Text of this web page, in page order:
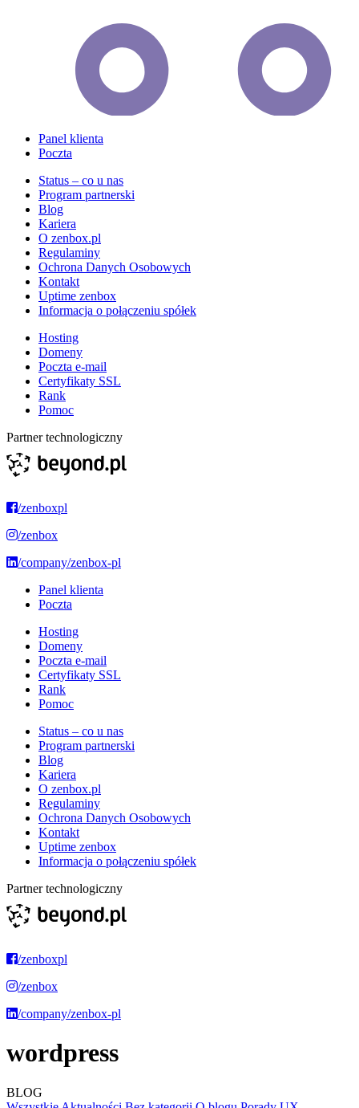
Panel klienta
Poczta
Status – co u nas
Program partnerski
Blog
Kariera
O zenbox.pl
Regulaminy
Ochrona Danych Osobowych
Kontakt
Uptime zenbox
Informacja o połączeniu spółek
Hosting
Domeny
Poczta e-mail
Certyfikaty SSL
Rank
Pomoc
Partner technologiczny
/zenboxpl
/zenbox
/company/zenbox-pl
Panel klienta
Poczta
Hosting
Domeny
Poczta e-mail
Certyfikaty SSL
Rank
Pomoc
Status – co u nas
Program partnerski
Blog
Kariera
O zenbox.pl
Regulaminy
Ochrona Danych Osobowych
Kontakt
Uptime zenbox
Informacja o połączeniu spółek
Partner technologiczny
/zenboxpl
/zenbox
/company/zenbox-pl
wordpress
BLOG